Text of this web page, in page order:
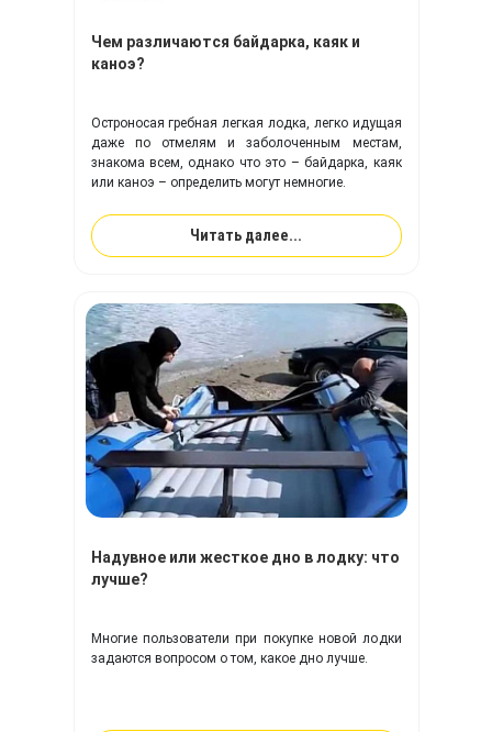
Чем различаются байдарка, каяк и
каноэ?
Остроносая гребная легкая лодка, легко идущая
даже по отмелям и заболоченным местам,
знакома всем, однако что это – байдарка, каяк
или каноэ – определить могут немногие.
Читать далее...
Надувное или жесткое дно в лодку: что
лучше?
Многие пользователи при покупке новой лодки
задаются вопросом о том, какое дно лучше.